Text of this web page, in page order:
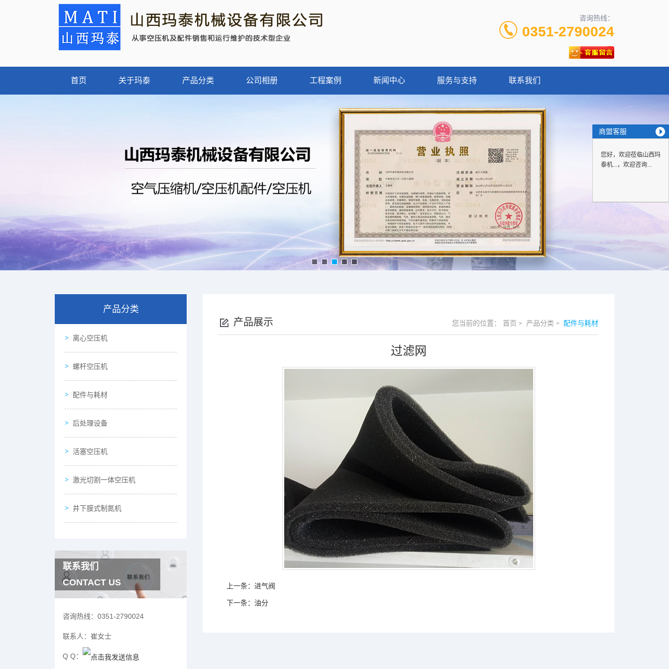
咨询热线：
0351-2790024
首页 关于玛泰 产品分类 公司相册 工程案例 新闻中心 服务与支持 联系我们
产品分类
离心空压机
螺杆空压机
配件与耗材
后处理设备
活塞空压机
激光切割一体空压机
井下膜式制氮机
联系我们
CONTACT US
咨询热线： 0351-2790024
联系人： 崔女士
Q Q：
产品展示 您当前的位置： 首页 > 产品分类 > 配件与耗材
过滤网
上一条： 进气阀
下一条： 油分
商盟客服
您好，欢迎莅临山西玛
泰机...，欢迎咨询...